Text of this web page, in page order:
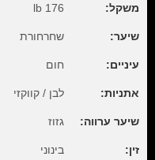
משקל: 176 lb
שיער: שחרחורת
עיניים: חום
אתניות: לבן / קווקזי
שיער ערווה: גזוז
זין: בינוני